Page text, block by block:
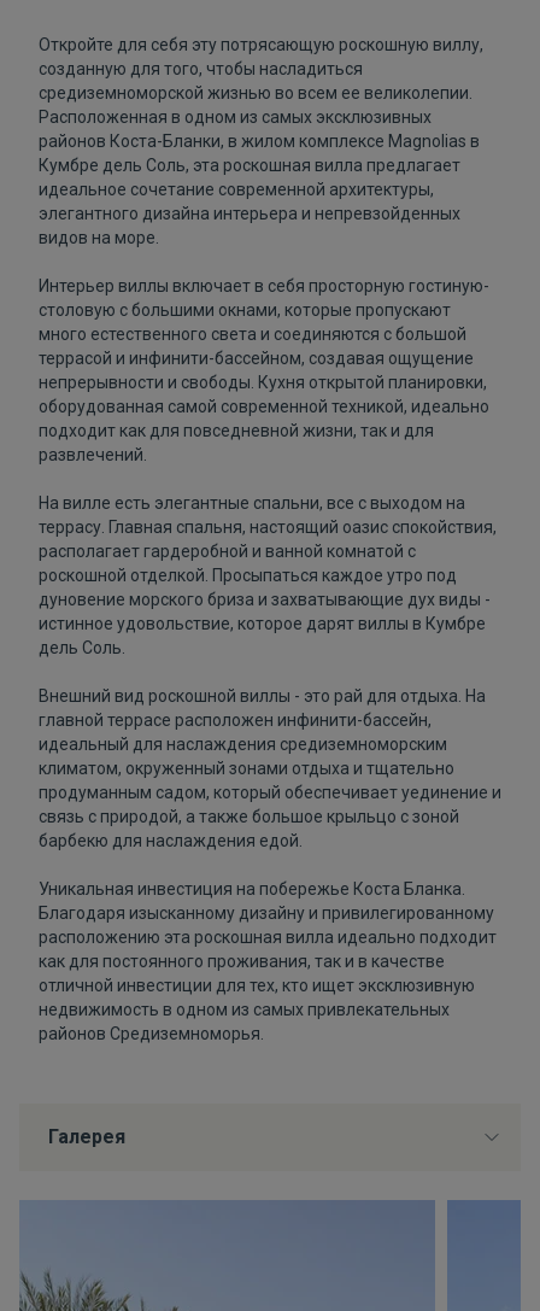
Откройте для себя эту потрясающую роскошную виллу,
созданную для того, чтобы насладиться
средиземноморской жизнью во всем ее великолепии.
Расположенная в одном из самых эксклюзивных
районов Коста-Бланки, в жилом комплексе Magnolias в
Кумбре дель Соль, эта роскошная вилла предлагает
идеальное сочетание современной архитектуры,
элегантного дизайна интерьера и непревзойденных
видов на море.
Интерьер виллы включает в себя просторную гостиную-
столовую с большими окнами, которые пропускают
много естественного света и соединяются с большой
террасой и инфинити-бассейном, создавая ощущение
непрерывности и свободы. Кухня открытой планировки,
оборудованная самой современной техникой, идеально
подходит как для повседневной жизни, так и для
развлечений.
На вилле есть элегантные спальни, все с выходом на
террасу. Главная спальня, настоящий оазис спокойствия,
располагает гардеробной и ванной комнатой с
роскошной отделкой. Просыпаться каждое утро под
дуновение морского бриза и захватывающие дух виды -
истинное удовольствие, которое дарят виллы в Кумбре
дель Соль.
Внешний вид роскошной виллы - это рай для отдыха. На
главной террасе расположен инфинити-бассейн,
идеальный для наслаждения средиземноморским
климатом, окруженный зонами отдыха и тщательно
продуманным садом, который обеспечивает уединение и
связь с природой, а также большое крыльцо с зоной
барбекю для наслаждения едой.
Уникальная инвестиция на побережье Коста Бланка.
Благодаря изысканному дизайну и привилегированному
расположению эта роскошная вилла идеально подходит
как для постоянного проживания, так и в качестве
отличной инвестиции для тех, кто ищет эксклюзивную
недвижимость в одном из самых привлекательных
районов Средиземноморья.
Галерея